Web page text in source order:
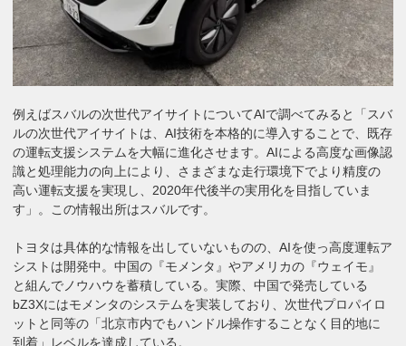
例えばスバルの次世代アイサイトについてAIで調べてみると「スバ
ルの次世代アイサイトは、AI技術を本格的に導入することで、既存
の運転支援システムを大幅に進化させます。AIによる高度な画像認
識と処理能力の向上により、さまざまな走行環境下でより精度の
高い運転支援を実現し、2020年代後半の実用化を目指していま
す」。この情報出所はスバルです。
トヨタは具体的な情報を出していないものの、AIを使っ高度運転ア
シストは開発中。中国の『モメンタ』やアメリカの『ウェイモ』
と組んでノウハウを蓄積している。実際、中国で発売している
bZ3Xにはモメンタのシステムを実装しており、次世代プロパイロ
ットと同等の「北京市内でもハンドル操作することなく目的地に
到着」レベルを達成している。